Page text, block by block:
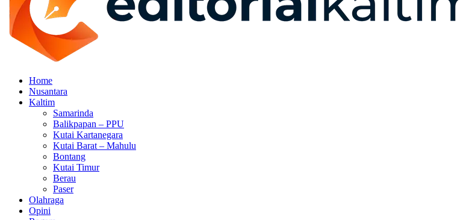
Home
Nusantara
Kaltim
Samarinda
Balikpapan – PPU
Kutai Kartanegara
Kutai Barat – Mahulu
Bontang
Kutai Timur
Berau
Paser
Olahraga
Opini